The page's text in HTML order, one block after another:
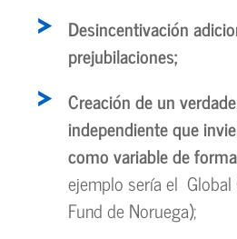
Desincentivación
prejubilaciones;
Creación de un
independiente que
como variable de
ejemplo sería el
Fund de Noruega);